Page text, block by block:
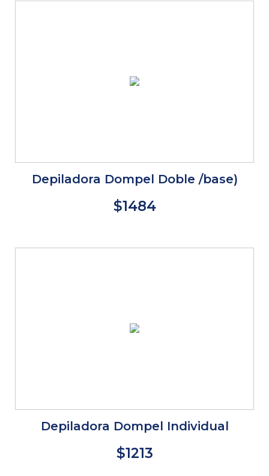
Depiladora Dompel Doble /base)
$1484
Depiladora Dompel Individual
$1213